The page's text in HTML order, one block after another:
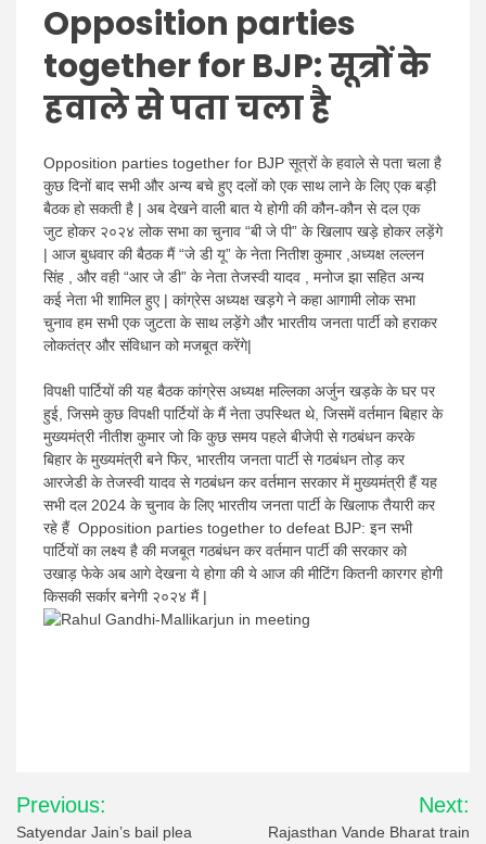
Opposition parties
together for BJP: सूत्रों के
हवाले से पता चला है
Opposition parties together for BJP सूत्रों के हवाले से पता चला है
कुछ दिनों बाद सभी और अन्य बचे हुए दलों को एक साथ लाने के लिए एक बड़ी
बैठक हो सकती है | अब देखने वाली बात ये होगी की कौन-कौन से दल एक
जुट होकर २०२४ लोक सभा का चुनाव “बी जे पी” के खिलाप खड़े होकर लड़ेंगे
| आज बुधवार की बैठक मैं “जे डी यू” के नेता नितीश कुमार ,अध्यक्ष लल्लन
सिंह , और वही “आर जे डी” के नेता तेजस्वी यादव , मनोज झा सहित अन्य
कई नेता भी शामिल हुए | कांग्रेस अध्यक्ष खड़गे ने कहा आगामी लोक सभा
चुनाव हम सभी एक जुटता के साथ लड़ेंगे और भारतीय जनता पार्टी को हराकर
लोकतंत्र और संविधान को मजबूत करेंगे|
विपक्षी पार्टियों की यह बैठक कांग्रेस अध्यक्ष मल्लिका अर्जुन खड़के के घर पर
हुई, जिसमे कुछ विपक्षी पार्टियों के मैं नेता उपस्थित थे, जिसमें वर्तमान बिहार के
मुख्यमंत्री नीतीश कुमार जो कि कुछ समय पहले बीजेपी से गठबंधन करके
बिहार के मुख्यमंत्री बने फिर, भारतीय जनता पार्टी से गठबंधन तोड़ कर
आरजेडी के तेजस्वी यादव से गठबंधन कर वर्तमान सरकार में मुख्यमंत्री हैं यह
सभी दल 2024 के चुनाव के लिए भारतीय जनता पार्टी के खिलाफ तैयारी कर
रहे हैं Opposition parties together to defeat BJP: इन सभी
पार्टियों का लक्ष्य है की मजबूत गठबंधन कर वर्तमान पार्टी की सरकार को
उखाड़ फेके अब आगे देखना ये होगा की ये आज की मीटिंग कितनी कारगर होगी
किसकी सर्कार बनेगी २०२४ मैं |
Post
navigation
Previous:
Satyendar Jain’s bail plea
Next:
Rajasthan Vande Bharat train